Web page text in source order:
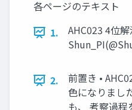
各ページのテキスト
1.
AHC023 4位
2.
前置き •
色になりまし
も、 考察過程